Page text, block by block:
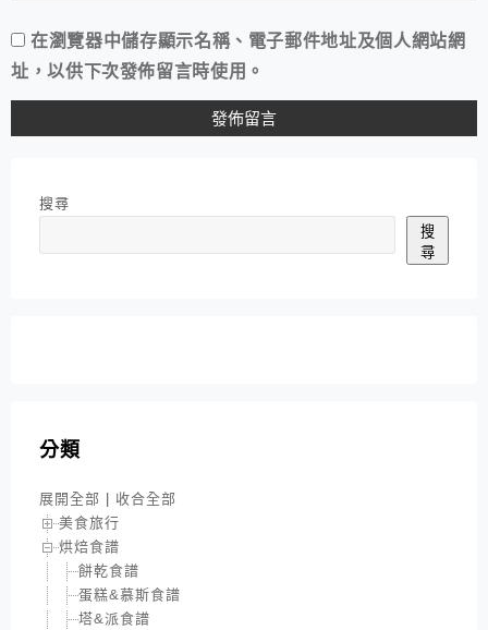
在瀏覽器中儲存顯示名稱、電子郵件地址及個人網站網
址，以供下次發佈留言時使用。
搜尋
搜
尋
分類
展開全部
收合全部
美食旅行
烘焙食譜
餅乾食譜
蛋糕&慕斯食譜
塔&派食譜